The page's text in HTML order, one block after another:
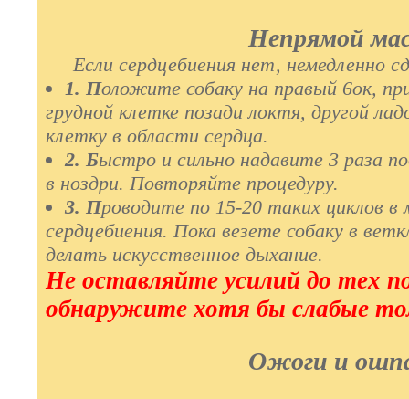
Непрямой
Если сердцебиения нет, немедленно
1. Положите собаку на правый 6ок,
грудной клетке позади локтя, другой
клетку в области сердца.
2. Быстро и сильно надавите 3 раза
в ноздри. Повторяйте процедуру.
3. Проводите по 15-20 таких циклов в
сердцебиения. Пока везете собаку в
делать искусственное дыхание.
Не оставляйте усилий до тех
обнаружите хотя бы слабые
Ожоги и